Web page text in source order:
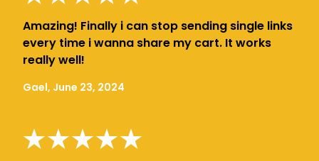
Amazing! Finally i can stop sending single links
every time i wanna share my cart. It works
really well!
Gael, June 23, 2024